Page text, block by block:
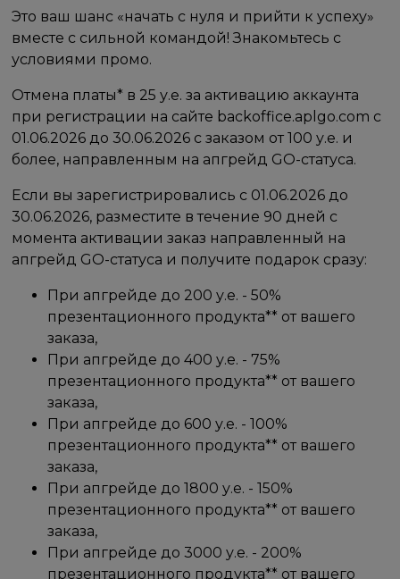
Это ваш шанс «начать с нуля и прийти к успеху»
вместе с сильной командой! Знакомьтесь с
условиями промо.
Отмена платы* в 25 у.е. за активацию аккаунта
при регистрации на сайте backoffice.aplgo.com с
01.06.2026 до 30.06.2026 с заказом от 100 у.е. и
более, направленным на апгрейд GO-статуса.
Если вы зарегистрировались с 01.06.2026 до
30.06.2026, разместите в течение 90 дней с
момента активации заказ направленный на
апгрейд GO-статуса и получите подарок сразу:
При апгрейде до 200 у.е. - 50%
презентационного продукта** от вашего
заказа,
При апгрейде до 400 у.е. - 75%
презентационного продукта** от вашего
заказа,
При апгрейде до 600 у.е. - 100%
презентационного продукта** от вашего
заказа,
При апгрейде до 1800 у.е. - 150%
презентационного продукта** от вашего
заказа,
При апгрейде до 3000 у.е. - 200%
презентационного продукта** от вашего